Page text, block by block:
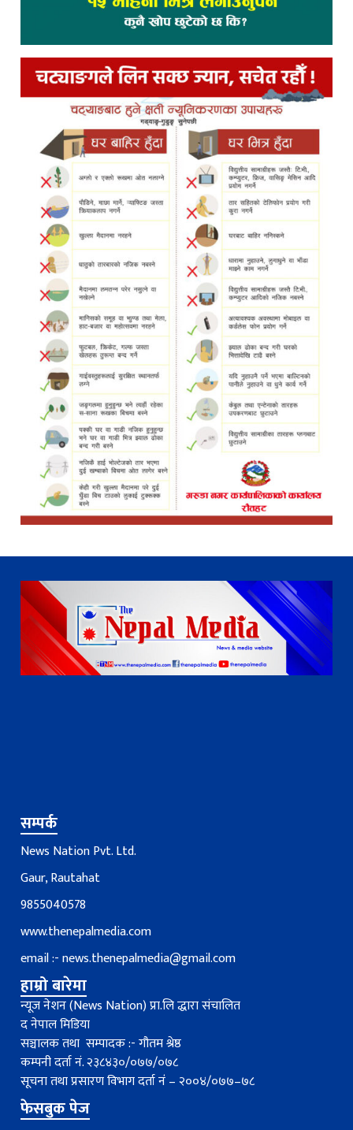
सम्पर्क
News Nation Pvt. Ltd.
Gaur, Rautahat
9855040578
www.thenepalmedia.com
email :-news.thenepalmedia@gmail.com
हाम्रो बारेमा
न्यूज नेशन (News Nation) प्रा.लि द्धारा संचालित
द नेपाल मिडिया
सञ्चालक तथा सम्पादक :- गौतम श्रेष्ठ
कम्पनी दर्ता नं. २३८४३०/०७७/०७८
सूचना तथा प्रसारण विभाग दर्ता नंं – २००४/०७७–७८
फेसबुक पेज